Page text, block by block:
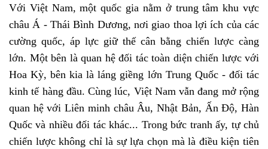
Với Việt Nam, một quốc gia nằm ở trung tâm khu vực
châu Á - Thái Bình Dương, nơi giao thoa lợi ích của các
cường quốc, áp lực giữ thế cân bằng chiến lược càng
lớn. Một bên là quan hệ đối tác toàn diện chiến lược với
Hoa Kỳ, bên kia là láng giềng lớn Trung Quốc - đối tác
kinh tế hàng đầu. Cùng lúc, Việt Nam vẫn đang mở rộng
quan hệ với Liên minh châu Âu, Nhật Bản, Ấn Độ, Hàn
Quốc và nhiều đối tác khác... Trong bức tranh ấy, tự chủ
chiến lược không chỉ là sự lựa chọn mà là điều kiện tiên